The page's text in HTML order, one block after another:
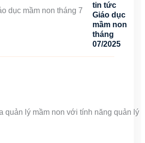
tin tức
Giáo dục
mầm non
tháng
07/2025